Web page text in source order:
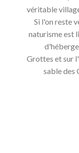
véritable
Si l'on reste
naturisme est
Grottes et sur
sable des